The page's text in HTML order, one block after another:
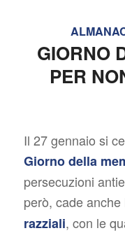
GIORNO
PER
Il 27 gennaio si
Giorno della
persecuzioni
però, cade anche
razziali, con le